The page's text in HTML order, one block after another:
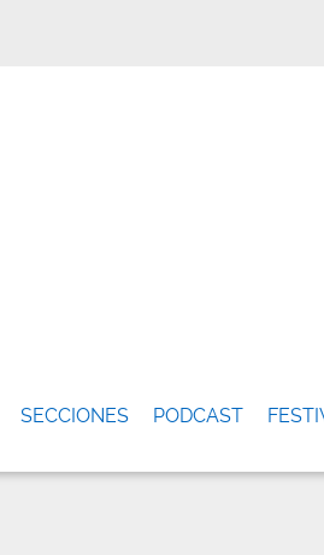
SECCIONES PODCAST